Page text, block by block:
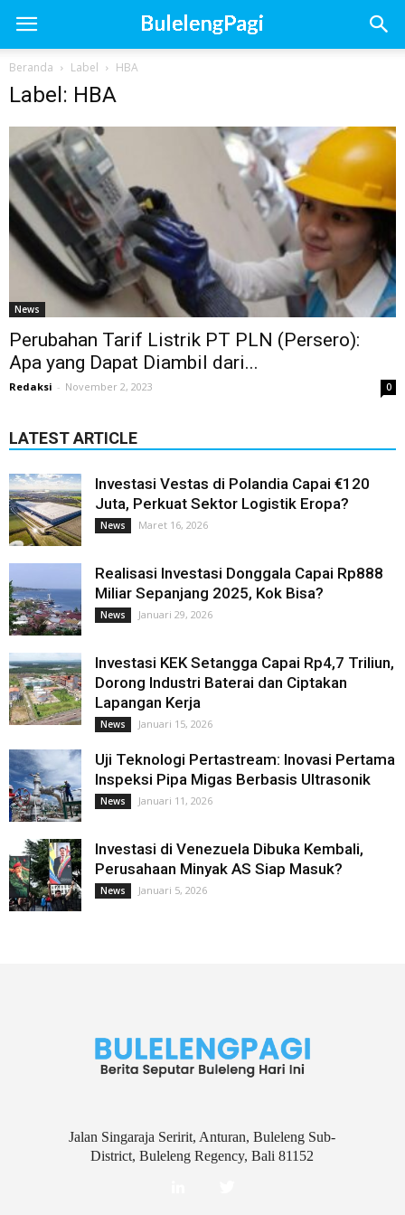
Beranda Label HBA
Label: HBA
News
Perubahan Tarif Listrik PT PLN (Persero):
Apa yang Dapat Diambil dari...
Redaksi - November 2, 2023 0
LATEST ARTICLE
Investasi Vestas di Polandia Capai €120
Juta, Perkuat Sektor Logistik Eropa?
News Maret 16, 2026
Realisasi Investasi Donggala Capai Rp888
Miliar Sepanjang 2025, Kok Bisa?
News Januari 29, 2026
Investasi KEK Setangga Capai Rp4,7 Triliun,
Dorong Industri Baterai dan Ciptakan
Lapangan Kerja
News Januari 15, 2026
Uji Teknologi Pertastream: Inovasi Pertama
Inspeksi Pipa Migas Berbasis Ultrasonik
News Januari 11, 2026
Investasi di Venezuela Dibuka Kembali,
Perusahaan Minyak AS Siap Masuk?
News Januari 5, 2026
Jalan Singaraja Seririt, Anturan, Buleleng Sub-
District, Buleleng Regency, Bali 81152